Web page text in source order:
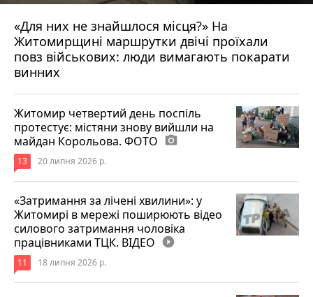
«Для них не знайшлося місця?» На
Житомирщині маршрутки двічі проїхали
повз військових: люди вимагають покарати
винних
17 липня 2026 р.
Житомир четвертий день поспіль
протестує: містяни знову вийшли на
майдан Корольова. ФОТО photo_camera
13 20 липня 2026 р.
«Затримання за лічені хвилини»: у
Житомирі в мережі поширюють відео
силового затримання чоловіка
працівниками ТЦК. ВІДЕО play_circle_filled
11 18 липня 2026 р.